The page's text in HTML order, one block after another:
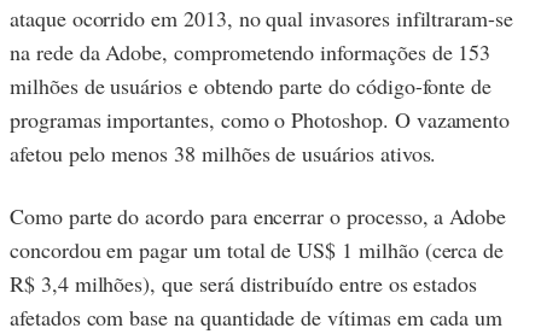
ataque ocorrido em 2013, no qual invasores infiltraram-se
na rede da Adobe, comprometendo informações de 153
milhões de usuários e obtendo parte do código-fonte de
programas importantes, como o Photoshop. O vazamento
afetou pelo menos 38 milhões de usuários ativos.
Como parte do acordo para encerrar o processo, a Adobe
concordou em pagar um total de US$ 1 milhão (cerca de
R$ 3,4 milhões), que será distribuído entre os estados
afetados com base na quantidade de vítimas em cada um